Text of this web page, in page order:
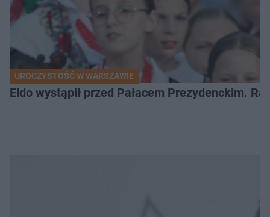
UROCZYSTOŚĆ W WARSZAWIE
Eldo wystąpił przed Pałacem Prezydenckim.